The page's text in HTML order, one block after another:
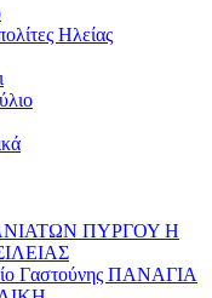
Ηλείας
ΠΥΡΓΟΥ Η
Γαστούνης ΠΑΝΑΓΙΑ